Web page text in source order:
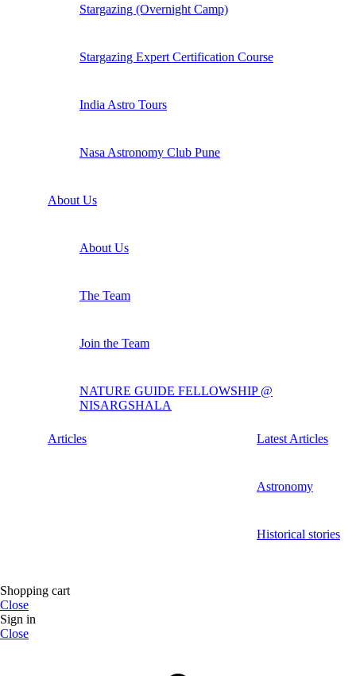
Stargazing (Overnight Camp)
Stargazing Expert Certification Course
India Astro Tours
Nasa Astronomy Club Pune
About Us
About Us
The Team
Join the Team
NATURE GUIDE FELLOWSHIP @
NISARGSHALA
Articles Latest Articles
Astronomy
Historical stories
Shopping cart
Close
Sign in
Close